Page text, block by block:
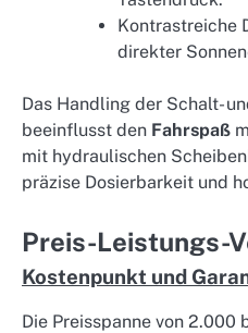
Kontrastreiche
direkter
Das Handling der Schalt-
beeinflusst den Fahrspaß
mit hydraulischen
präzise Dosierbarkeit und
Preis-Leistungs-
Kostenpunkt und
Die Preisspanne von 2.000